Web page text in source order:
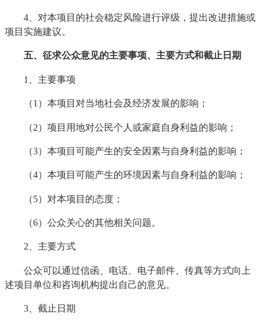
4、对本项目的社会稳定风险进行评级，提出改进措施或
项目实施建议。
五、征求公众意见的主要事项、主要方式和截止日期
1、主要事项
（1）本项目对当地社会及经济发展的影响；
（2）项目用地对公民个人或家庭自身利益的影响；
（3）本项目可能产生的安全因素与自身利益的影响；
（4）本项目可能产生的环境因素与自身利益的影响；
（5）对本项目的态度；
（6）公众关心的其他相关问题。
2、主要方式
公众可以通过信函、电话、电子邮件、传真等方式向上
述项目单位和咨询机构提出自己的意见。
3、截止日期